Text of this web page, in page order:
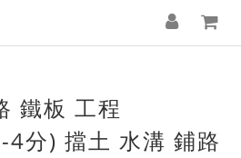
鐵板 工程
分) 擋土 水溝 鋪路